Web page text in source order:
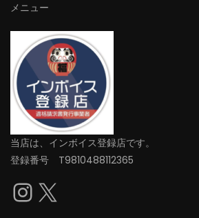
メニュー
当店は、インボイス登録店です。
登録番号 T9810488112365
Instagram
X